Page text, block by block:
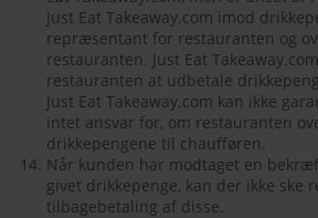
Just Eat Takeaway.com imod
repræsentant for restauranten og
restauranten. Just Eat
restauranten at udbetale
Just Eat Takeaway.com kan ikke
intet ansvar for, om restauranten
drikkepengene til chaufføren.
Når kunden har modtaget en
givet drikkepenge, kan der ikke ske
tilbagebetaling af disse.